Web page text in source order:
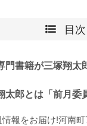
目次
門書籍が三塚翔太
郎とは「前月委
報をお届け!河南町